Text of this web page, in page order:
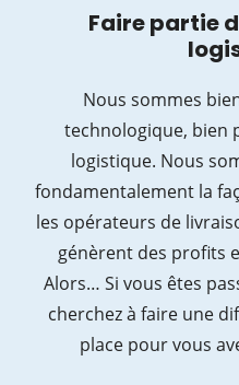
Faire partie
Nous sommes
technologique, bien
logistique. Nous
fondamentalement la
les opérateurs de
génèrent des profits
Alors… Si vous êtes
cherchez à faire une
place pour vous